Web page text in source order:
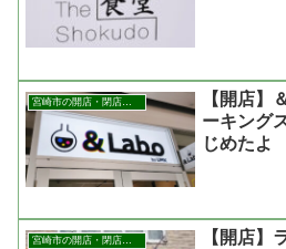
宮崎市の開店・閉店まとめ
【開店】
ーキング
じめたよ
宮崎市の開店・閉店まとめ
【開店】